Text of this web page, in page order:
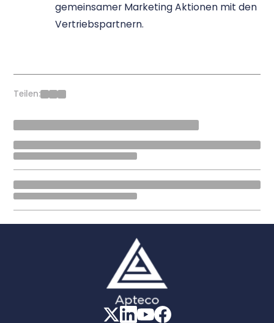
gemeinsamer Marketing Aktionen mit den
Vertriebspartnern.
Teilen: